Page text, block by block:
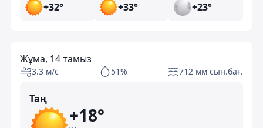
+32° +33° +23°
Жұма, 14 тамыз
3.3 м/с 51% 712 мм сын.бағ.
Таң
+18°